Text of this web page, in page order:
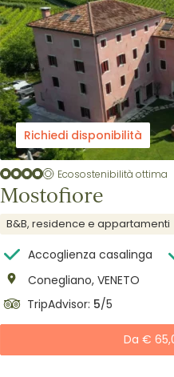
Richiedi disponibilità
Ecosostenibilità ottima
Mostofiore
B&B, residence e appartamenti
Accoglienza casalinga
Conegliano, VENETO
TripAdvisor: 5/5
Da €